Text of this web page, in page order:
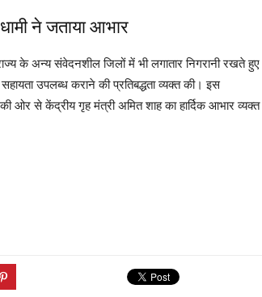
ने जताया आभार
के अन्य संवेदनशील जिलों में भी लगातार निगरानी रखते हुए
उपलब्ध कराने की प्रतिबद्धता व्यक्त की। इस
ओर से केंद्रीय गृह मंत्री अमित शाह का हार्दिक आभार व्यक्त